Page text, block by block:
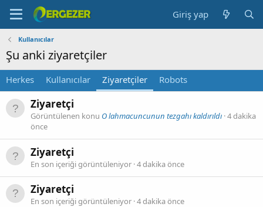
Giriş yap
Kullanıcılar
Şu anki ziyaretçiler
Herkes Kullanıcılar Ziyaretçiler Robots
Ziyaretçi
Görüntülenen konu O lahmacuncunun tezgahı kaldırıldı 4 dakika
önce
Ziyaretçi
En son içeriği görüntüleniyor 4 dakika önce
Ziyaretçi
En son içeriği görüntüleniyor 4 dakika önce